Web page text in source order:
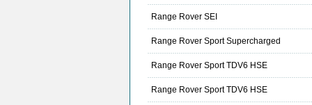
Range Rover SEI
Range Rover Sport Supercharged
Range Rover Sport TDV6 HSE
Range Rover Sport TDV6 HSE